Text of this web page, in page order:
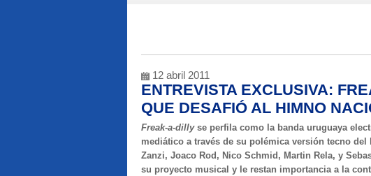
12 abril 2011
ENTREVISTA EXCLUSIVA:
QUE DESAFIÓ AL HIMNO
Freak-a-dilly se perfila como la banda uruguaya
mediático a través de su polémica versión tecno del
Zanzi, Joaco Rod, Nico Schmid, Martin Rela, y
su proyecto musical y le restan importancia a la